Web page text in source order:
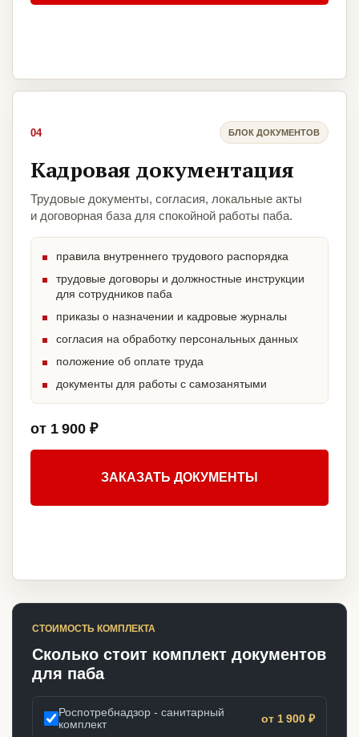
04 БЛОК ДОКУМЕНТОВ
Кадровая документация
Трудовые документы, согласия, локальные акты
и договорная база для спокойной работы паба.
правила внутреннего трудового распорядка
трудовые договоры и должностные инструкции
для сотрудников паба
приказы о назначении и кадровые журналы
согласия на обработку персональных данных
положение об оплате труда
документы для работы с самозанятыми
от 1 900 ₽
ЗАКАЗАТЬ ДОКУМЕНТЫ
СТОИМОСТЬ КОМПЛЕКТА
Сколько стоит комплект документов
для паба
Роспотребнадзор - санитарный
комплект
от 1 900 ₽